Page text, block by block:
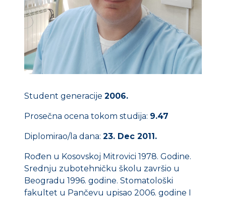
Student generacije 2006.
Prosečna ocena tokom studija: 9.47
Diplomirao/la dana: 23. Dec 2011.
Rođen u Kosovskoj Mitrovici 1978. Godine.
Srednju zubotehničku školu završio u
Beogradu 1996. godine. Stomatološki
fakultet u Pančevu upisao 2006. godine I